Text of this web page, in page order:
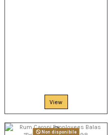
View
Non disponibile